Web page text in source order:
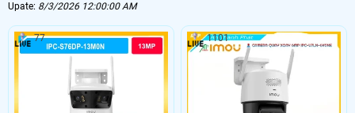
Upate: 8/3/2026 12:00:00 AM
77 1101